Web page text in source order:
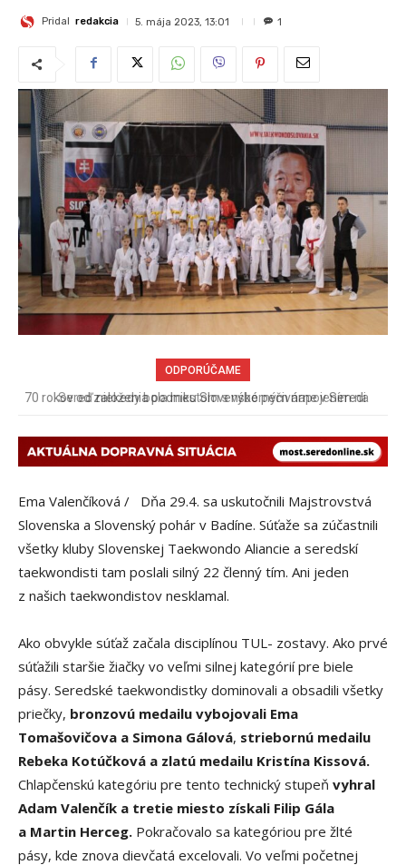
Pridal redakcia 5. mája 2023, 13:01 1
ODPORÚČAME
Sereď niekedy bola mestom s výborným napojením na
Ema Valenčíková / Dňa 29.4. sa uskutočnili Majstrovstvá
Slovenska a Slovenský pohár v Badíne. Súťaže sa zúčastnili
všetky kluby Slovenskej Taekwondo Aliancie a seredskí
taekwondisti tam poslali silný 22 členný tím. Ani jeden
z našich taekwondistov nesklamal.
Ako obvykle súťaž začala disciplínou TUL- zostavy. Ako prvé
súťažili staršie žiačky vo veľmi silnej kategórií pre biele
pásy. Seredské taekwondistky dominovali a obsadili všetky
priečky, bronzovú medailu vybojovali Ema
Tomašovičova a Simona Gálová, striebornú medailu
Rebeka Kotúčková a zlatú medailu Kristína Kissová.
Chlapčenskú kategóriu pre tento technický stupeň vyhral
Adam Valenčík a tretie miesto získali Filip Gála
a Martin Herceg. Pokračovalo sa kategóriou pre žlté
pásy, kde znova dievčatá excelovali. Vo veľmi početnej